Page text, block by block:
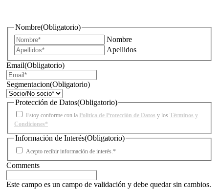
Nombre(Obligatorio)
Nombre
Apellidos
Email(Obligatorio)
Segmentacion(Obligatorio)
Protección de Datos(Obligatorio)
Estoy conforme con la Política de Protección de Datos y los Términos y
Condiciones*
Información de Interés(Obligatorio)
Acepto recibir información de interés.*
Comments
Este campo es un campo de validación y debe quedar sin cambios.